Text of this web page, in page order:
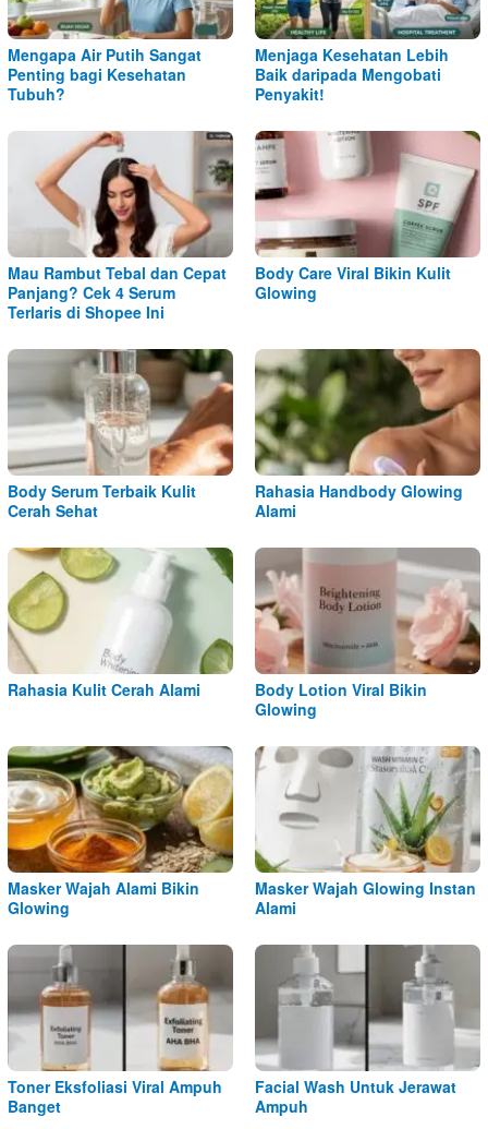
Mengapa Air Putih Sangat
Penting bagi Kesehatan
Tubuh?
Menjaga Kesehatan Lebih
Baik daripada Mengobati
Penyakit!
Mau Rambut Tebal dan Cepat
Panjang? Cek 4 Serum
Terlaris di Shopee Ini
Body Care Viral Bikin Kulit
Glowing
Body Serum Terbaik Kulit
Cerah Sehat
Rahasia Handbody Glowing
Alami
Rahasia Kulit Cerah Alami
Body Lotion Viral Bikin
Glowing
Masker Wajah Alami Bikin
Glowing
Masker Wajah Glowing Instan
Alami
Toner Eksfoliasi Viral Ampuh
Banget
Facial Wash Untuk Jerawat
Ampuh